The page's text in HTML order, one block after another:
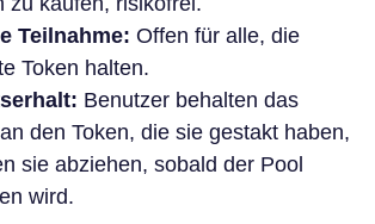
Teilnahme: Offen für alle, die
Token halten.
Benutzer behalten das
den Token, die sie gestakt haben,
sie abziehen, sobald der Pool
wird.